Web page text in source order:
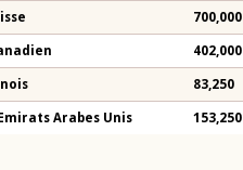
700,000
402,000
83,250
Arabes Unis 153,250